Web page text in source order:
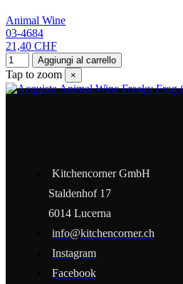
Animal Wine
03-4684
21,40 CHF
Aggiungi al carrello
Tap to zoom ×
Kitchencorner GmbH
Staldenhof 17
6014 Lucerna
info@kitchencorner.ch
Instagram
Facebook